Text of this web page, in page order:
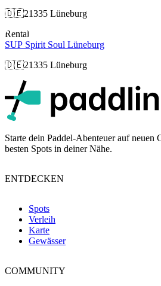
🇩🇪21335 Lüneburg
Rental
SUP Spirit Soul Lüneburg
🇩🇪21335 Lüneburg
Starte dein Paddel-Abenteuer auf neuen
besten Spots in deiner Nähe.
ENTDECKEN
Spots
Verleih
Karte
Gewässer
COMMUNITY